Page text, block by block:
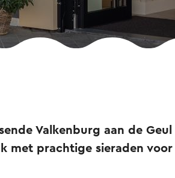
Valkenburg aan de
met prachtige sieraden